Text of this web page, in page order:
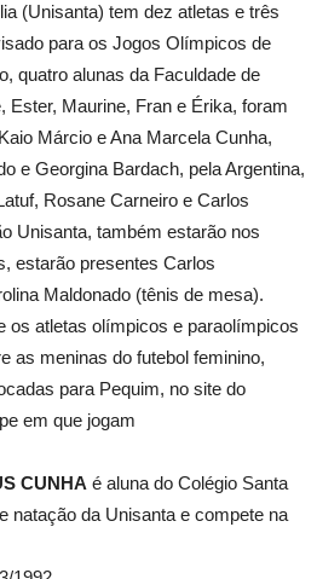
(Unisanta) tem dez atletas e três
para os Jogos Olímpicos de
quatro alunas da Faculdade de
Ester, Maurine, Fran e Érika, foram
Márcio e Ana Marcela Cunha,
e Georgina Bardach, pela Argentina,
Rosane Carneiro e Carlos
Unisanta, também estarão nos
estarão presentes Carlos
Maldonado (tênis de mesa).
os atletas olímpicos e paraolímpicos
as meninas do futebol feminino,
para Pequim, no site do
em que jogam
CUNHA é aluna do Colégio Santa
natação da Unisanta e compete na